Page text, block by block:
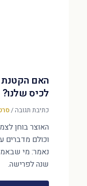
האם הקטנת
לכיס
כתיבת תגובה/
האוצר בוחן
וכולם מדברים
שנה לפרישה.